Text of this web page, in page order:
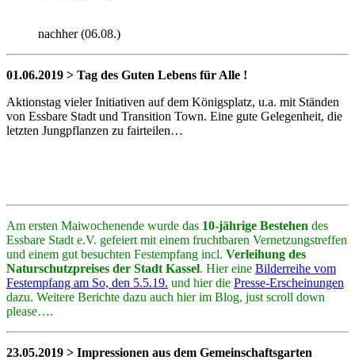
nachher (06.08.)
01.06.2019 > Tag des Guten Lebens für Alle !
Aktionstag vieler Initiativen auf dem Königsplatz, u.a. mit Ständen
von Essbare Stadt und Transition Town. Eine gute Gelegenheit, die
letzten Jungpflanzen zu fairteilen…
Am ersten Maiwochenende wurde das 10-jährige Bestehen des
Essbare Stadt e.V. gefeiert mit einem fruchtbaren Vernetzungstreffen
und einem gut besuchten Festempfang incl. Verleihung des
Naturschutzpreises der Stadt Kassel. Hier eine Bilderreihe vom
Festempfang am So, den 5.5.19. und hier die Presse-Erscheinungen
dazu. Weitere Berichte dazu auch hier im Blog, just scroll down
please….
23.05.2019 > Impressionen aus dem Gemeinschaftsgarten